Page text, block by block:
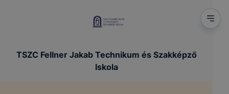
TSZC Fellner Jakab Technikum és Szakképző
Iskola